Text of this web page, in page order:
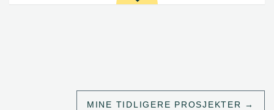
MINE TIDLIGERE PROSJEKTER